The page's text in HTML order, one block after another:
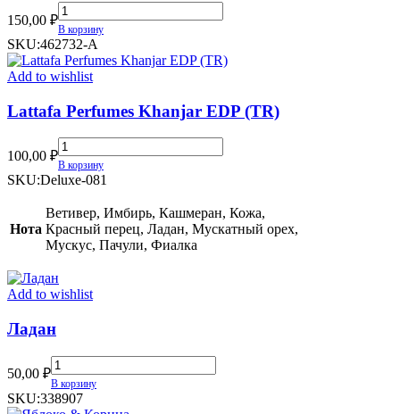
150,00 ₽
Vilhelm
Parfumerie
Moon
Carnival
quantity
В корзину
SKU:462732-A
Add to wishlist
Lattafa Perfumes Khanjar EDP (TR)
100,00 ₽
Lattafa
Perfumes
Khanjar
(TR)
quantity
В корзину
SKU:Deluxe-081
Нота
Ветивер, Имбирь, Кашмеран, Кожа,
Красный перец, Ладан, Мускатный орех,
Мускус, Пачули, Фиалка
Add to wishlist
Ладан
50,00 ₽
Ладан
quantity
В корзину
SKU:338907